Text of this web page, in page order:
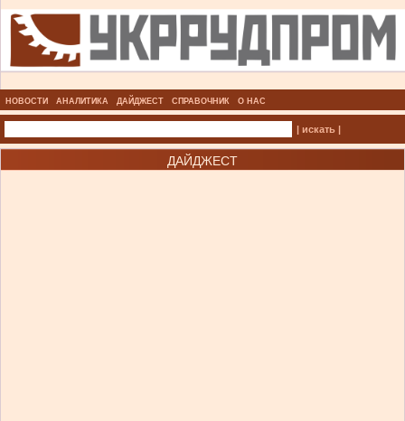
НОВОСТИ АНАЛИТИКА ДАЙДЖЕСТ СПРАВОЧНИК О НАС
| искать |
ДАЙДЖЕСТ